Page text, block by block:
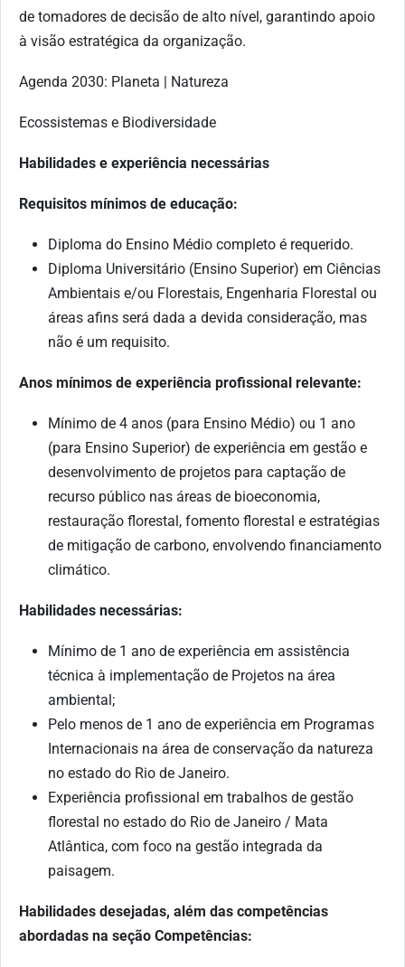
de tomadores de decisão de alto nível, garantindo apoio
à visão estratégica da organização.
Agenda 2030: Planeta | Natureza
Ecossistemas e Biodiversidade
Habilidades e experiência necessárias
Requisitos mínimos de educação:
Diploma do Ensino Médio completo é requerido.
Diploma Universitário (Ensino Superior) em Ciências
Ambientais e/ou Florestais, Engenharia Florestal ou
áreas afins será dada a devida consideração, mas
não é um requisito.
Anos mínimos de experiência profissional relevante:
Mínimo de 4 anos (para Ensino Médio) ou 1 ano
(para Ensino Superior) de experiência em gestão e
desenvolvimento de projetos para captação de
recurso público nas áreas de bioeconomia,
restauração florestal, fomento florestal e estratégias
de mitigação de carbono, envolvendo financiamento
climático.
Habilidades necessárias:
Mínimo de 1 ano de experiência em assistência
técnica à implementação de Projetos na área
ambiental;
Pelo menos de 1 ano de experiência em Programas
Internacionais na área de conservação da natureza
no estado do Rio de Janeiro.
Experiência profissional em trabalhos de gestão
florestal no estado do Rio de Janeiro / Mata
Atlântica, com foco na gestão integrada da
paisagem.
Habilidades desejadas, além das competências
abordadas na seção Competências: